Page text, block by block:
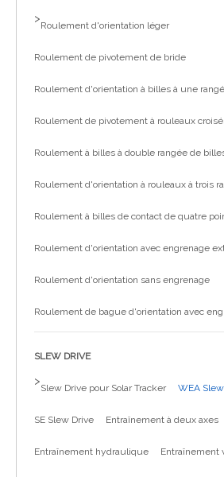
>
Roulement d'orientation léger
Roulement de pivotement de bride
Roulement d'orientation à billes à une
Roulement de pivotement à rouleaux
Roulement à billes à double rangée de
Roulement d'orientation à rouleaux à trois
Roulement à billes de contact de quatre
Roulement d'orientation avec engrenage
Roulement d'orientation sans engrenage
Roulement de bague d'orientation avec
SLEW DRIVE
>
Slew Drive pour Solar Tracker WEA
SE Slew Drive Entraînement à deux axes
Entraînement hydraulique Entraînement